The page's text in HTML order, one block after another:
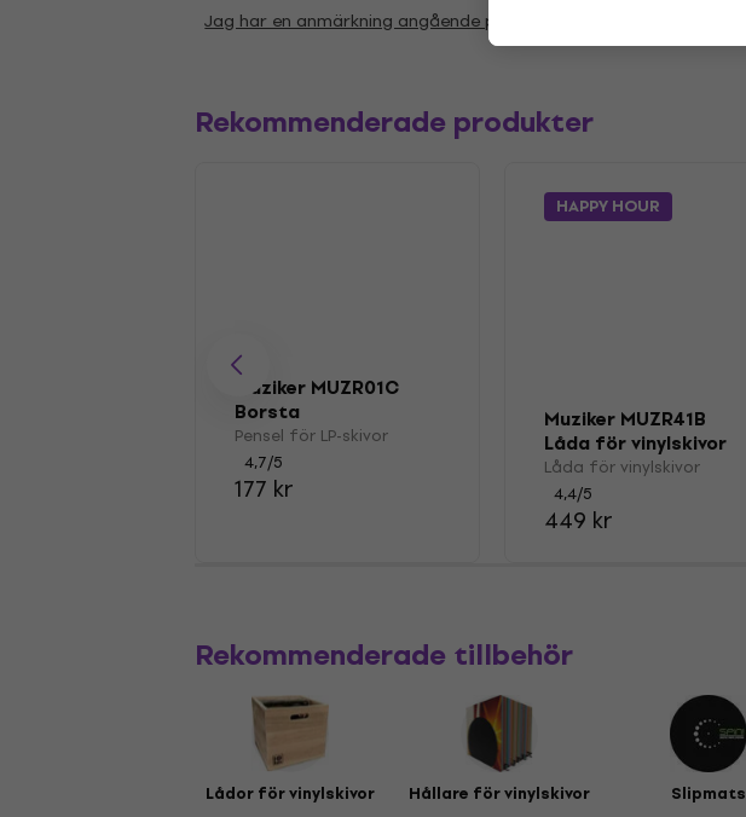
Jag har en anmärkning angående parametrarna
Rekommenderade produkter
Muziker MUZR01C
Borsta
Pensel för LP-skivor
4,7/5
177 kr
HAPPY HOUR
Muziker MUZR41B
Låda för vinylskivor
Låda för vinylskivor
4,4/5
449 kr
Rekommenderade tillbehör
Lådor för vinylskivor Hållare för vinylskivor Slipmats